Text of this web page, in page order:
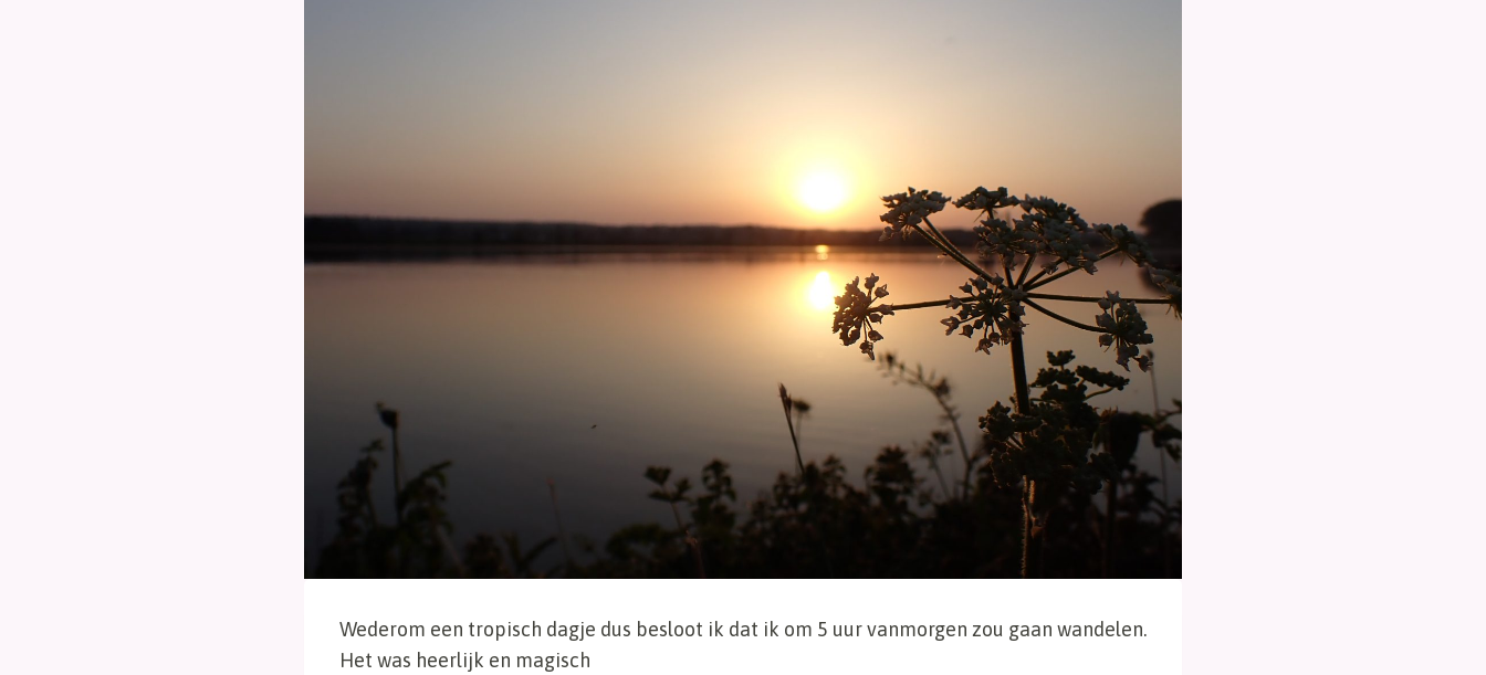
Wederom een tropisch dagje dus besloot ik dat ik om 5 uur vanmorgen zou gaan wandelen.
Het was heerlijk en magisch